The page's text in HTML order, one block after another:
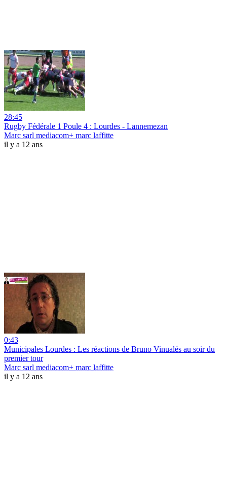
28:45
Rugby Fédérale 1 Poule 4 : Lourdes - Lannemezan
Marc sarl mediacom+ marc laffitte
il y a 12 ans
0:43
Municipales Lourdes : Les réactions de Bruno Vinualés au soir du
premier tour
Marc sarl mediacom+ marc laffitte
il y a 12 ans